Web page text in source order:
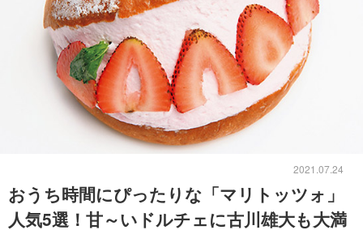
2021.07.24
おうち時間にぴったりな「マリトッツォ」
人気5選！甘～いドルチェに古川雄大も大満